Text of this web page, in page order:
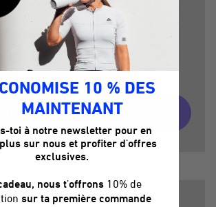
Dark Matter
134,70 € 119,70 €
€ und die Versandkosten
indisponible
10 % DES
MAINTENANT
toi à notre newsletter pour en
sur nous et profiter d'offres
exclusives.
nous t'offrons 10% de
sur ta première commande